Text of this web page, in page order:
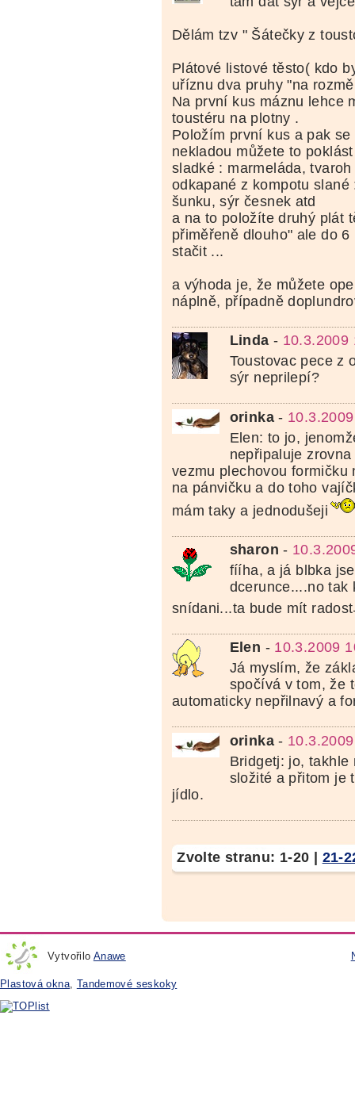
Dělám tzv " Šátečky z
Plátové listové těsto( kdo
uříznu dva pruhy "na
Na první kus máznu lehce
toustéru na plotny .
Položím první kus a pak
nekladou můžete to
sladké : marmeláda,
odkapané z kompotu
šunku, sýr česnek atd
a na to položíte druhý plát
přiměřeně dlouho" ale do
stačit ...
a výhoda je, že můžete
náplně, případně
Linda - 10.3.2009
Toustovac pece z
sýr neprilepí?
orinka-
Elen: to jo,
nepřipaluje
vezmu plechovou formičku
na pánvičku a do toho
mám taky a jednodušeji
sharon -
fííha, a já blbka
dcerunce....no tak
snídani...ta bude mít radost
Elen - 10.3.2009
Já myslím, že
spočívá v tom, že
automaticky nepřilnavý a
orinka-
Bridgetj: jo, takhle
složité a přitom je
jídlo.
Zvolte stranu: 1-20 21-
Vytvořilo Anawe
Plastová okna, Tandemové seskoky